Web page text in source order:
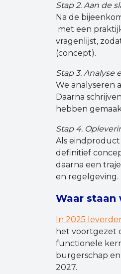
Stap 2. Aan de
Na de
met een
vragenlijst,
(concept).
Stap 3. Analyse
We analyseren
Daarna
hebben
Stap 4.
Als
definitief
daarna een
en regelgeving.
Waar staan
In 2025
het voortgezet
functionele
burgerschap
2027.